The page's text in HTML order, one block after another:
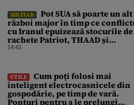
MILITAR
Pot SUA să poarte un alt
război major în timp ce
cu Iranul epuizează stocurile de
rachete Patriot, THAAD și
Tomahawk?
14:43
UTILE
Cum poți folosi mai
inteligent electrocasnicele din
gospodărie, pe timp de vară.
Ponturi pentru a le prelungi